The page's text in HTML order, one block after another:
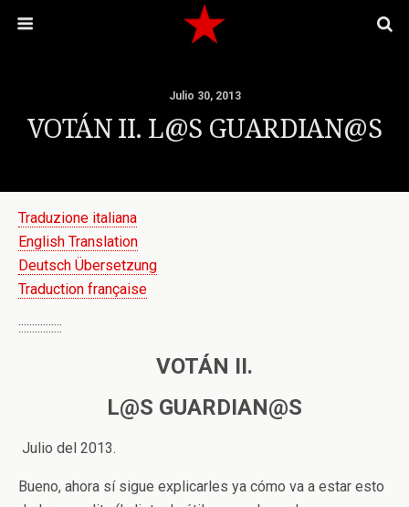
Julio 30, 2013
VOTÁN II. L@S GUARDIAN@S
Traduzione italiana
English Translation
Deutsch Übersetzung
Traduction française
::::::::::::::::
VOTÁN II.
L@S GUARDIAN@S
Julio del 2013.
Bueno, ahora sí sigue explicarles ya cómo va a estar esto